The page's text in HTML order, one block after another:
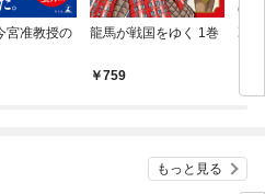
宮准教授の
龍馬が戦国をゆく 1巻
759
乙
もっと見る